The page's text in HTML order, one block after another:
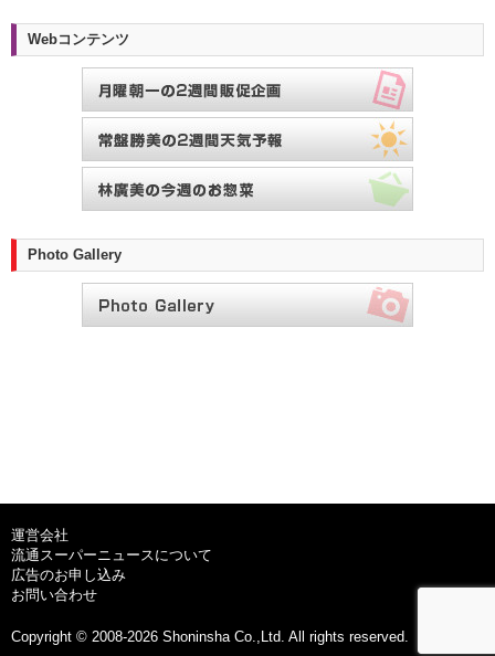
Webコンテンツ
Photo Gallery
運営会社
流通スーパーニュースについて
広告のお申し込み
お問い合わせ
Copyright © 2008-2026 Shoninsha Co.,Ltd. All rights reserved.